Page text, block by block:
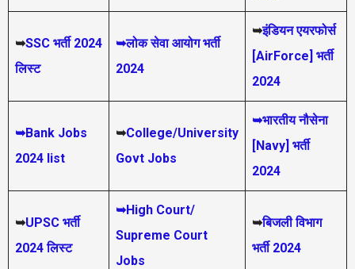
➥SSC भर्ती 2024
लिस्ट
➥लोक सेवा आयोग भर्ती
2024
➥इंडियन एयरफोर्स
[AirForce] भर्ती
2024
➥Bank Jobs
2024 list
➥College/University
Govt Jobs
➥भारतीय नौसेना
[Navy] भर्ती
2024
➥UPSC भर्ती
2024 लिस्ट
➥High Court/
Supreme Court
Jobs
➥बिजली विभाग
भर्ती 2024